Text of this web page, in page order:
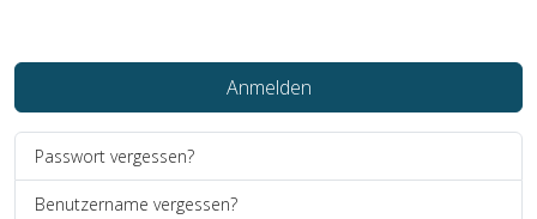
Anmelden
Passwort vergessen?
Benutzername vergessen?